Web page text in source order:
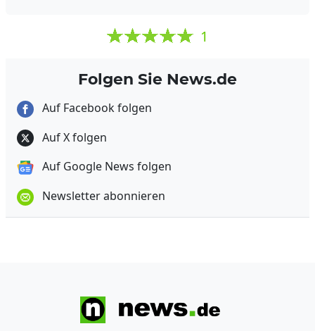
1
Folgen Sie News.de
Auf Facebook folgen
Auf X folgen
Auf Google News folgen
Newsletter abonnieren